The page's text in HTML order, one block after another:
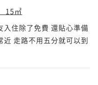
15㎡
入住除了免費 還貼心準備
走路不用五分就可以到